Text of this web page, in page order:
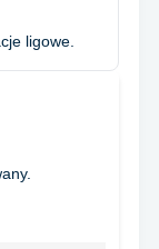
ligowe.